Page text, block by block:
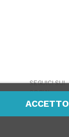
ACCETTO
SEGUICI SUI
SOCIAL